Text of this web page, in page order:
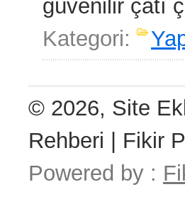
güvenilir çatı
Kategori:
© 2026, Site
Rehberi | Fikir
Powered by :